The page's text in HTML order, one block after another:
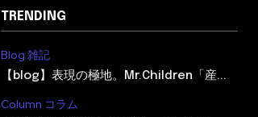
TRENDING
Blog 雑記
【blog】表現の極地。Mr.Children「産...
Column コラム